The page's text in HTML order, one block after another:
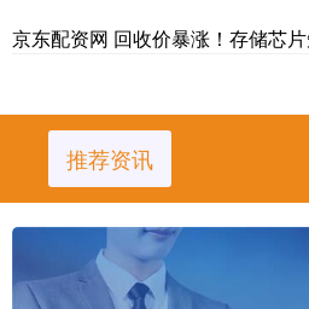
京东配资网 回收价暴涨！存储芯
推荐资讯